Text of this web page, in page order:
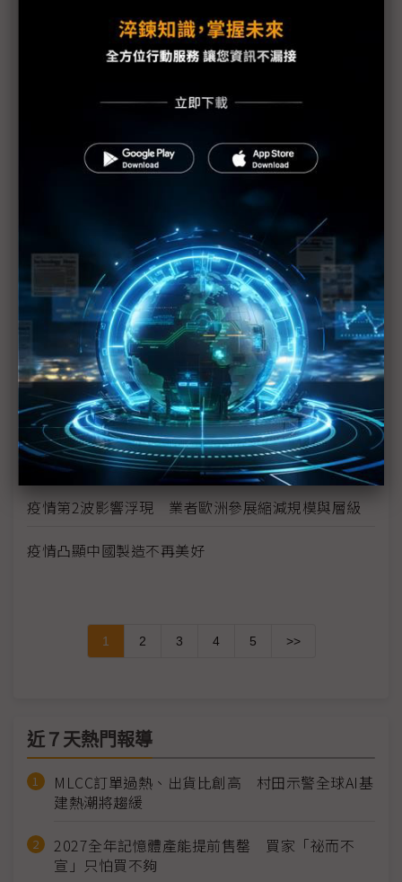
手機HDI出貨維持暢旺 惟2Q庫存風險逐漸攀高
美日韓等42國一致同意 強化半導體技術出口管制
（Daily Issue）供應鏈全球化重新布局 中國世界工
廠地位仍有其重
手機供應鏈砍單已不可免 台系IC設計2Q業績承壓
疫情衝擊5G手機短期出貨 超薄型FoD封測放量延至
下半年
供需趨緊造成短期漲價 華新科非中國廠區稼動率滿
載
華為晶片自主阻力一波波 轉單中芯營運風險增
疫情第2波影響浮現 業者歐洲參展縮減規模與層級
疫情凸顯中國製造不再美好
1 2 3 4 5 >>
近７天熱門報導
MLCC訂單過熱、出貨比創高 村田示警全球AI基
建熱潮將趨緩
2027全年記憶體產能提前售罄 買家「祕而不
宣」只怕買不夠